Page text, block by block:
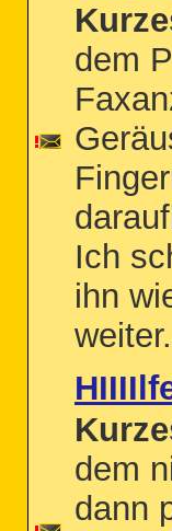
dem
Ich
ihn
dem
dann